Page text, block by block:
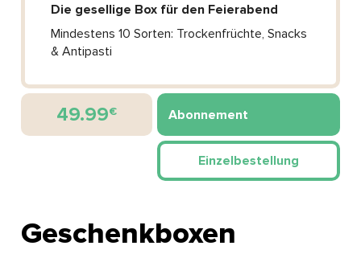
Die gesellige Box für den Feierabend
Mindestens 10 Sorten: Trockenfrüchte, Snacks
& Antipasti
49.99€ Abonnement
Einzelbestellung
Geschenkboxen